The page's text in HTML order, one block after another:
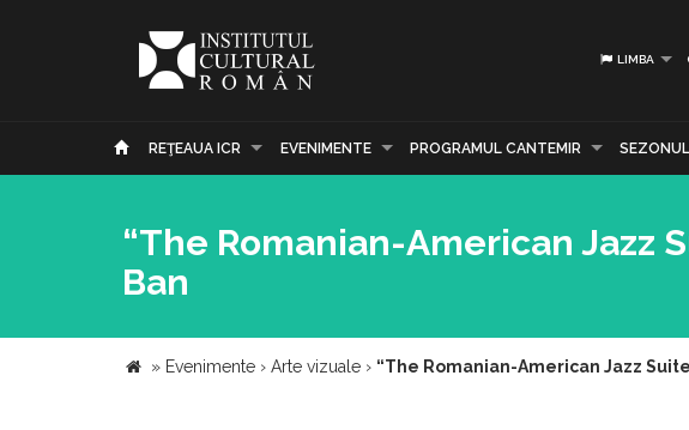
LIMBA
REŢEAUA ICR EVENIMENTE PROGRAMUL CANTEMIR
“The Romanian-American Jazz
Ban
» Evenimente › Arte vizuale › “The Romanian-American Jazz